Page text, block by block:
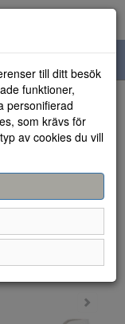
till ditt besök
funktioner,
personifierad
som krävs för
av cookies du vill